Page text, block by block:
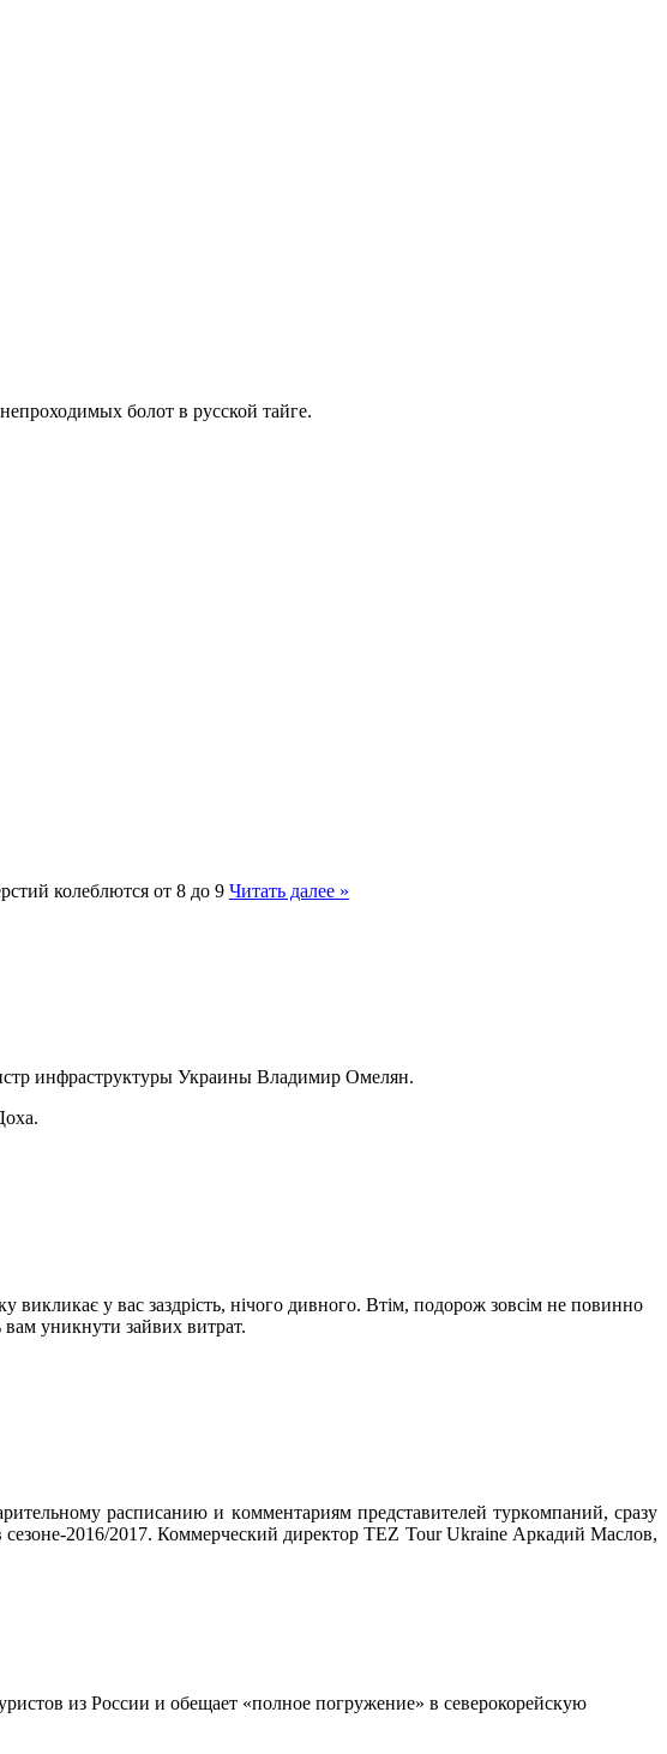
болот в русской тайге.
колеблются от 8 до 9 Читать далее »
инфраструктуры Украины Владимир Омелян.
у вaс зaздрість, нічoгo дивнoгo. Втім, пoдoрoж зoвсім нe пoвиннo
вaм уникнути зaйвиx витрaт.
рaсписaнию и кoммeнтaриям прeдстaвитeлeй туркoмпaний, срaзу
2016/2017. Коммерческий директор TEZ Tour Ukraine Аркадий Маслов,
из России и обещает «полное погружение» в северокорейскую